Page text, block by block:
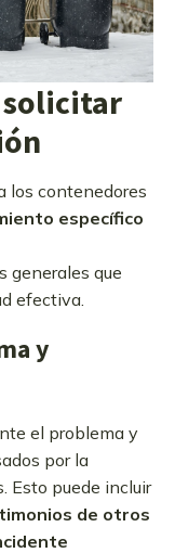
solicitar
los contenedores
específico
generales que
efectiva.
y
el problema y
por la
Esto puede incluir
de otros